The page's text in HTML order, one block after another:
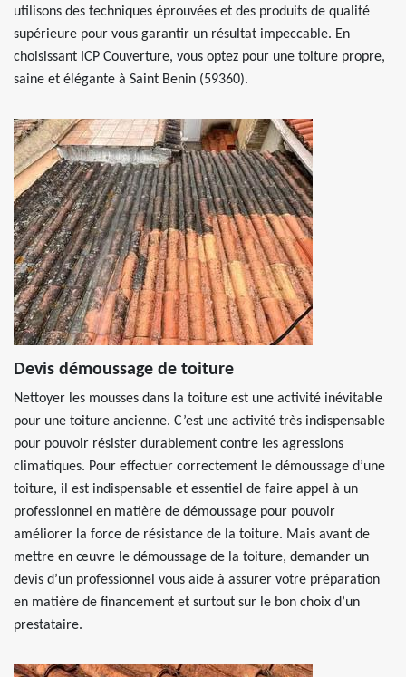
utilisons des techniques éprouvées et des produits de qualité
supérieure pour vous garantir un résultat impeccable. En
choisissant ICP Couverture, vous optez pour une toiture propre,
saine et élégante à Saint Benin (59360).
Devis démoussage de toiture
Nettoyer les mousses dans la toiture est une activité inévitable
pour une toiture ancienne. C’est une activité très indispensable
pour pouvoir résister durablement contre les agressions
climatiques. Pour effectuer correctement le démoussage d’une
toiture, il est indispensable et essentiel de faire appel à un
professionnel en matière de démoussage pour pouvoir
améliorer la force de résistance de la toiture. Mais avant de
mettre en œuvre le démoussage de la toiture, demander un
devis d’un professionnel vous aide à assurer votre préparation
en matière de financement et surtout sur le bon choix d’un
prestataire.